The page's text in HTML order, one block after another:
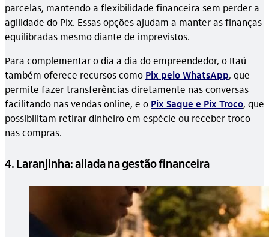
parcelas, mantendo a flexibilidade financeira sem perder a
agilidade do Pix. Essas opções ajudam a manter as finanças
equilibradas mesmo diante de imprevistos.
Para complementar o dia a dia do empreendedor, o Itaú
também oferece recursos como Pix pelo WhatsApp, que
permite fazer transferências diretamente nas conversas
facilitando nas vendas online, e o Pix Saque e Pix Troco, que
possibilitam retirar dinheiro em espécie ou receber troco
nas compras.
4. Laranjinha: aliada na gestão financeira